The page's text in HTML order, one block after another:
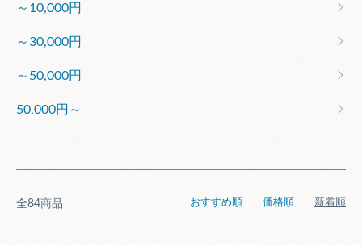
～10,000円
～30,000円
～50,000円
50,000円～
全84商品 おすすめ順 価格順 新着順